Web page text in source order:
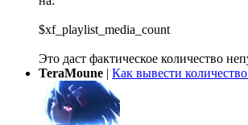
$xf_playlist_media_count
Это даст фактическое количество
TeraMoune | Как вывести